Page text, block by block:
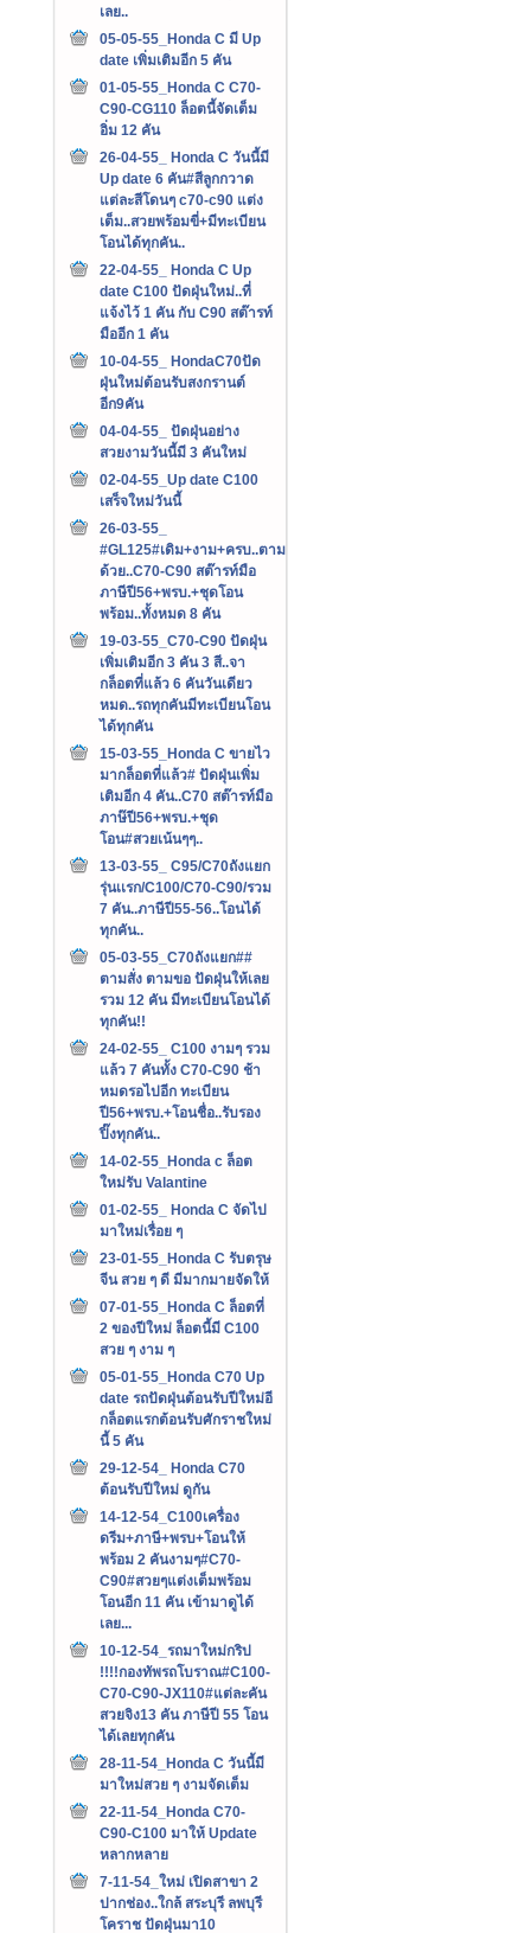
เลย..
05-05-55_Honda C มี Up
date เพิ่มเติมอีก 5 คัน
01-05-55_Honda C C70-
C90-CG110 ล็อตนี้จัดเต็ม
อิ่ม 12 คัน
26-04-55_ Honda C วันนี้มี
Up date 6 คัน#สีลูกกวาด
แต่ละสีโดนๆ c70-c90 แต่ง
เต็ม..สวยพร้อมขี่+มีทะเบียน
โอนได้ทุกคัน..
22-04-55_ Honda C Up
date C100 ปัดฝุ่นใหม่..ที่
แจ้งไว้ 1 คัน กับ C90 สต๊ารท์
มืออีก 1 คัน
10-04-55_ HondaC70ปัด
ฝุ่นใหม่ต้อนรับสงกรานต์
อีก9คัน
04-04-55_ ปัดฝุ่นอย่าง
สวยงามวันนี้มี 3 คันใหม่
02-04-55_Up date C100
เสร็จใหม่วันนี้
26-03-55_
#GL125#เดิม+งาม+ครบ..ตาม
ด้วย..C70-C90 สต๊ารท์มือ
ภาษีปี56+พรบ.+ชุดโอน
พร้อม..ทั้งหมด 8 คัน
19-03-55_C70-C90 ปัดฝุ่น
เพิ่มเติมอีก 3 คัน 3 สี..จา
กล็อตที่แล้ว 6 คันวันเดียว
หมด..รถทุกคันมีทะเบียนโอน
ได้ทุกคัน
15-03-55_Honda C ขายไว
มากล็อตที่แล้ว# ปัดฝุ่นเพิ่ม
เติมอีก 4 คัน..C70 สต๊ารท์มือ
ภาษ๊ปี56+พรบ.+ชุด
โอน#สวยเน้นๆๆ..
13-03-55_ C95/C70ถังแยก
รุ่นเเรก/C100/C70-C90/รวม
7 คัน..ภาษีปี55-56..โอนได้
ทุกคัน..
05-03-55_C70ถังแยก##
ตามสั่ง ตามขอ ปัดฝุ่นให้เลย
รวม 12 คัน มีทะเบียนโอนได้
ทุกคัน!!
24-02-55_ C100 งามๆ รวม
แล้ว 7 คันทั้ง C70-C90 ช้า
หมดรอไปอีก ทะเบียน
ปี56+พรบ.+โอนชื่อ..รับรอง
ปิ๊งทุกคัน..
14-02-55_Honda c ล็อต
ใหม่รับ Valantine
01-02-55_ Honda C จัดไป
มาใหม่เรื่อย ๆ
23-01-55_Honda C รับตรุษ
จีน สวย ๆ ดี มีมากมายจัดให้
07-01-55_Honda C ล็อตที่
2 ของปีใหม่ ล็อตนี้มี C100
สวย ๆ งาม ๆ
05-01-55_Honda C70 Up
date รถปัดฝุ่นต้อนรับปีใหม่อี
กล็อตแรกต้อนรับศักราชใหม่
นี้ 5 คัน
29-12-54_ Honda C70
ต้อนรับปีใหม่ ดูกัน
14-12-54_C100เครื่อง
ดรีม+ภาษี+พรบ+โอนให้
พร้อม 2 คันงามๆ#C70-
C90#สวยๆแต่งเต็มพร้อม
โอนอีก 11 คัน เข้ามาดูได้
เลย...
10-12-54_รถมาใหม่กริป
!!!!กองทัพรถโบราณ#C100-
C70-C90-JX110#แต่ละคัน
สวยจิง13 คัน ภาษีปี 55 โอน
ได้เลยทุกคัน
28-11-54_Honda C วันนี้มี
มาใหม่สวย ๆ งามจัดเต็ม
22-11-54_Honda C70-
C90-C100 มาให้ Update
หลากหลาย
7-11-54_ใหม่ เปิดสาขา 2
ปากช่อง..ใกล้ สระบุรี ลพบุรี
โคราช ปัดฝุ่นมา10